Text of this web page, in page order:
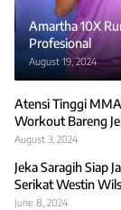
Amartha 10X
Profesional
August 19, 2024
Atensi Tinggi
Workout Bareng
August 3, 2024
Jeka Saragih Siap
Serikat Westin
June 8, 2024